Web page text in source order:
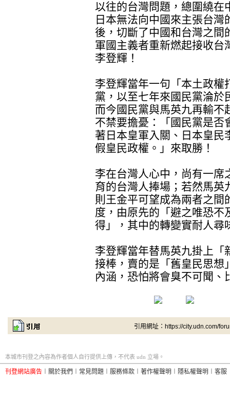
以往的台灣問題，總圍繞在
日本無法向中國來主張台
後，切斷了中國和台灣之間
軍國主義者重新燃起接收台
李登輝！
李登輝當年一句「本土政權
黨，以至七年來國民黨淪於
而今國民黨與馬英九再輸不
不禁要擔憂：「國民黨是否
著日本皇軍入關、日本皇民
假皇民政權。」來取勝！
李在台灣人心中，尚有一席
育的台灣人捧場；若然馬英
則王金平可望成為兩者之間
度，由原先的「避之唯恐不
得」，其中的轉變實耐人尋
李登輝當年替馬英九掛上「
接棒，賣的是「舊皇民思想
內涵，恐怕將會臭不可聞、
引用網址：https://city.udn.com/
本城市刊登之內容為作者個人自行提供上傳，不代表 udn 立場。
刊登網站廣告 關於我們 常見問題 服務條款 著作權聲明 隱私權聲明 客服